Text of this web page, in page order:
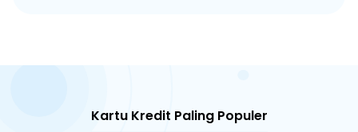
Kartu Kredit Paling Populer